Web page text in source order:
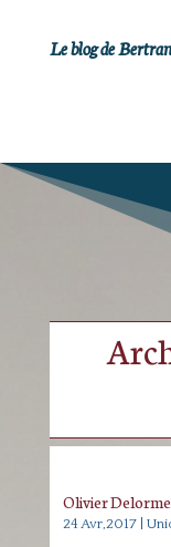
Le blog de
Olivier Delorme
24 Avr,2017|